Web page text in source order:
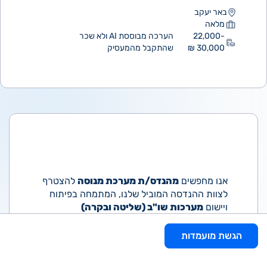
באר יעקב
מלאה
22,000-
30,000 ₪
הערכה מבוססת AI ולא שכר
שהתקבל מהמעסיק
אנו מחפשים מהנדס/ת מערכת מנוסה להצטרף
לצוות ההנדסה המוביל שלנו, המתמחה בפיתוח
ויישום מערכות שו"ב (שליטה ובקרה)
בעל/ת יכולת חשיבה מערכתית ויכולת להוביל
פתרונות מורכבים, מקומך איתנו!
הגשת מועמדות